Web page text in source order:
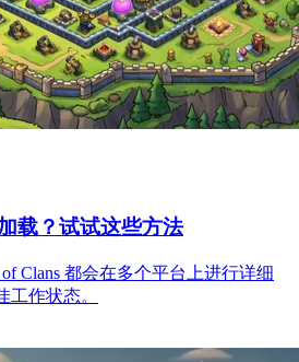
载？试试这些方法
Clans 都会在多个平台上进行详细
作状态。